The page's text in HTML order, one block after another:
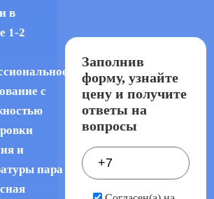
в
1-2
с
и
пара
Заполнив
форму, узнайте
цену и получите
ответы на
вопросы